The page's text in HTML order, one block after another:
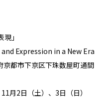
」
Expression in a New Era
都市下京区下珠数屋町通間
月2日（土）、3日（日）